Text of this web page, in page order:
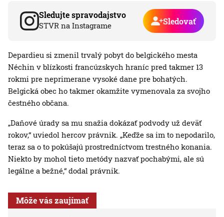
Sledujte spravodajstvo
STVR na Instagrame Sledovať
Depardieu si zmenil trvalý pobyt do belgického mesta
Néchin v blízkosti francúzskych hraníc pred takmer 13
rokmi pre neprimerane vysoké dane pre bohatých.
Belgická obec ho takmer okamžite vymenovala za svojho
čestného občana.
„Daňové úrady sa mu snažia dokázať podvody už deväť
rokov,“ uviedol hercov právnik. „Keďže sa im to nepodarilo,
teraz sa o to pokúšajú prostredníctvom trestného konania.
Niekto by mohol tieto metódy nazvať pochabými, ale sú
legálne a bežné,“ dodal právnik.
Môže vás zaujímať